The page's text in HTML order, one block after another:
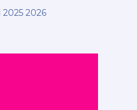
2025 2026